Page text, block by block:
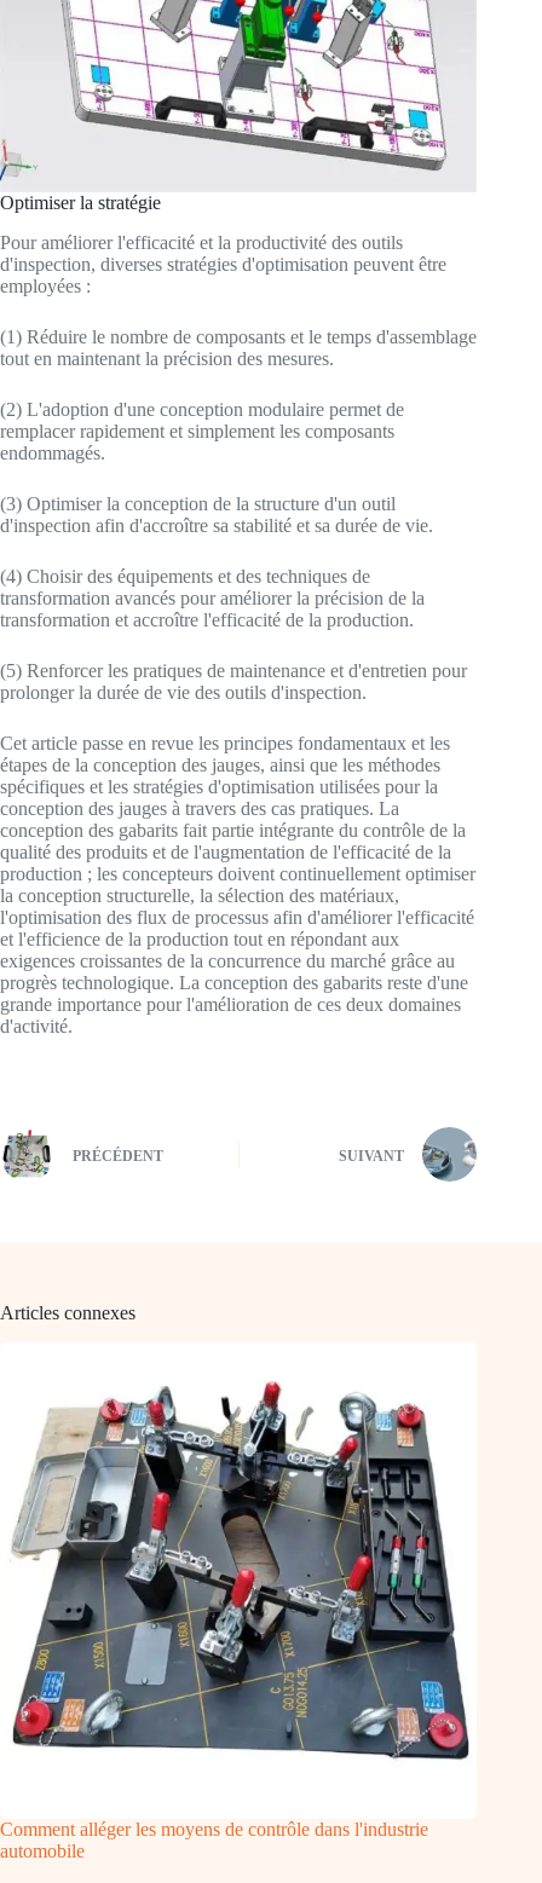
Optimiser la stratégie
Pour améliorer l'efficacité et la productivité des outils
d'inspection, diverses stratégies d'optimisation peuvent être
employées :
(1) Réduire le nombre de composants et le temps d'assemblage
tout en maintenant la précision des mesures.
(2) L'adoption d'une conception modulaire permet de
remplacer rapidement et simplement les composants
endommagés.
(3) Optimiser la conception de la structure d'un outil
d'inspection afin d'accroître sa stabilité et sa durée de vie.
(4) Choisir des équipements et des techniques de
transformation avancés pour améliorer la précision de la
transformation et accroître l'efficacité de la production.
(5) Renforcer les pratiques de maintenance et d'entretien pour
prolonger la durée de vie des outils d'inspection.
Cet article passe en revue les principes fondamentaux et les
étapes de la conception des jauges, ainsi que les méthodes
spécifiques et les stratégies d'optimisation utilisées pour la
conception des jauges à travers des cas pratiques. La
conception des gabarits fait partie intégrante du contrôle de la
qualité des produits et de l'augmentation de l'efficacité de la
production ; les concepteurs doivent continuellement optimiser
la conception structurelle, la sélection des matériaux,
l'optimisation des flux de processus afin d'améliorer l'efficacité
et l'efficience de la production tout en répondant aux
exigences croissantes de la concurrence du marché grâce au
progrès technologique. La conception des gabarits reste d'une
grande importance pour l'amélioration de ces deux domaines
d'activité.
PRÉCÉDENT SUIVANT
Articles connexes
Comment alléger les moyens de contrôle dans l'industrie
automobile